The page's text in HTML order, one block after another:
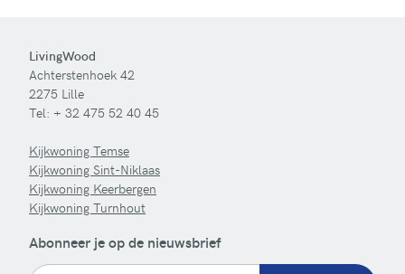
LivingWood
Achterstenhoek 42
2275 Lille
Tel: + 32 475 52 40 45
Kijkwoning Temse
Kijkwoning Sint-Niklaas
Kijkwoning Keerbergen
Kijkwoning Turnhout
Abonneer je op de nieuwsbrief